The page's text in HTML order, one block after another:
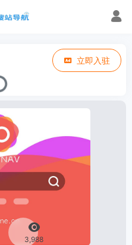
立即入驻
3,988